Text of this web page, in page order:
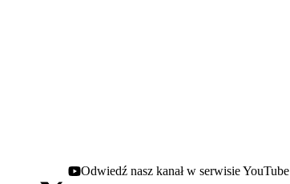
Youtube - otwiera się w nowej karcie
Odwiedź nasz kanał w serwisie YouTube